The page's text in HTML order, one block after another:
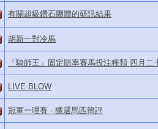
有關超級鑽石團體的研訊結果
胡新一對冷馬
「騎師王」固定賠率賽馬投注種類 四月二
LIVE BLOW
冠軍一哩賽 - 獲選馬匹簡評